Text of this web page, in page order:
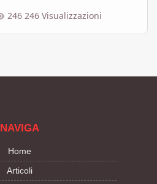
246 Visualizzazioni
NAVIGA
Home
Articoli